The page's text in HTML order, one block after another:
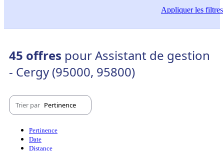
Appliquerles filtres
45 offres pour Assistant de gestion
- Cergy (95000, 95800)
Trier par Pertinence
Pertinence
Date
Distance